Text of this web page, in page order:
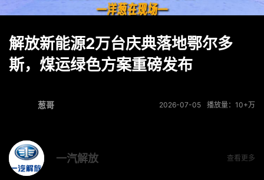
解放新能源2万台庆典落地鄂尔多
斯，煤运绿色方案重磅发布
播放量：10+万
2026-07-05
葱哥
一汽解放 查看更多